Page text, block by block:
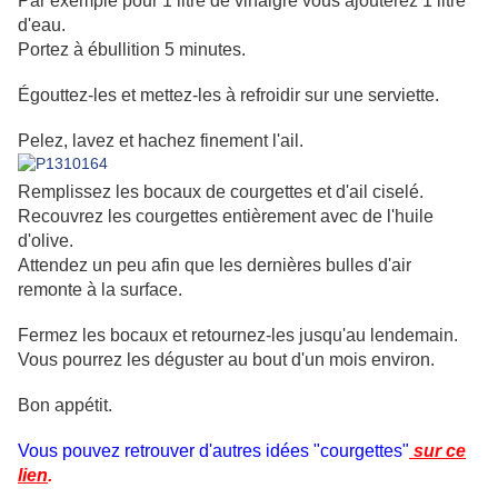
d'eau.
Portez à ébullition 5 minutes.
Égouttez-les et mettez-les à refroidir sur une serviette.
Pelez, lavez et hachez finement l'ail.
Remplissez les bocaux de courgettes et d'ail ciselé.
Recouvrez les courgettes entièrement avec de l'huile
d'olive.
Attendez un peu afin que les dernières bulles d'air
remonte à la surface.
Fermez les bocaux et retournez-les jusqu'au lendemain.
Vous pourrez les déguster au bout d'un mois environ.
Bon appétit.
Vous pouvez retrouver d'autres idées "courgettes" sur ce
lien.